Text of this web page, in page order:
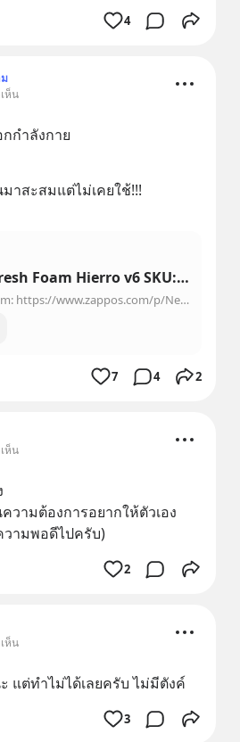
4
ห็น
กำลังกาย
าสะสมแต่ไม่เคยใช้!!!
New Balance Fresh Foam Hierro v6 SKU: 9478152
Find it on Zappos.com: https://www.zappos.com/p/New-Balance/product/9478152 Through 2021, New Balance will donate 1% of MSRP from all Fresh Foam Hierro v6 so...
7 4 2
ห็น
วามต้องการอยากให้ตัวเอง
วามพอดีไปครับ)
2
ห็น
แต่ทำไม่ได้เลยครับ ไม่มีตังค์
3